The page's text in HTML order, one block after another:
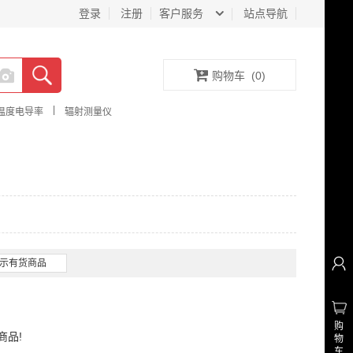
客户服务 站点导航
登录 注册
度电导率 辐射测量仪
购物车 (0)
有货商品
品!
购
物